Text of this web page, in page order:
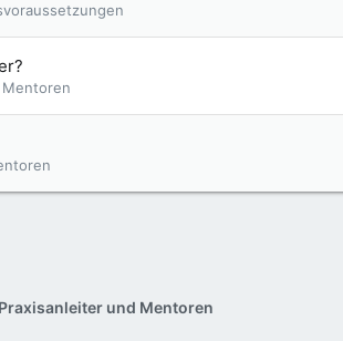
Praxisanleiter und Mentoren